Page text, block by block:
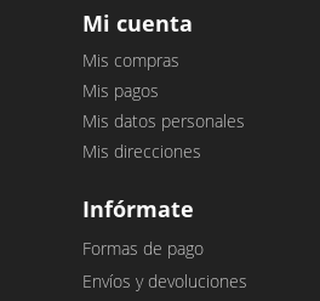
Mi cuenta
Mis compras
Mis pagos
Mis datos personales
Mis direcciones
Infórmate
Formas de pago
Envíos y devoluciones